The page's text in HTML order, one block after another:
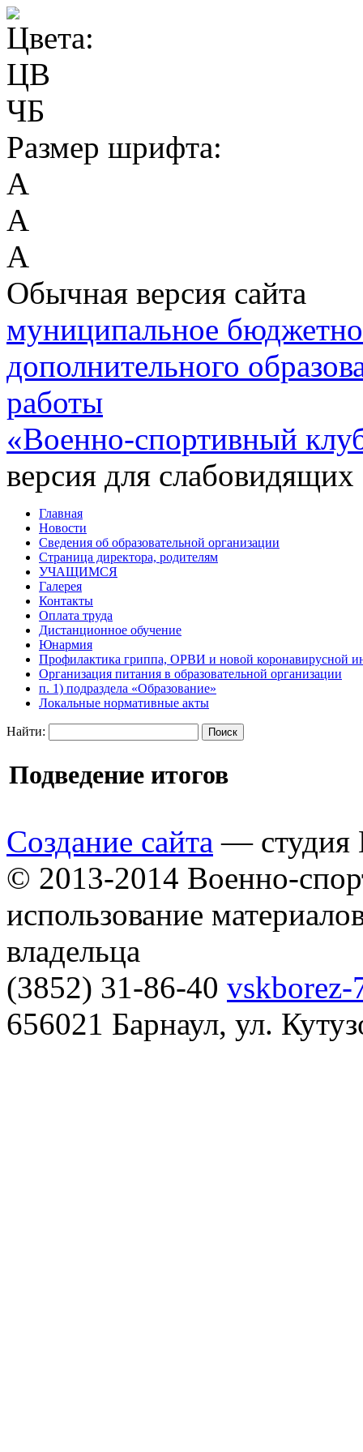
Цвета:
ЦВ
ЧБ
Размер шрифта:
А
А
А
Обычная версия сайта
муниципальное
дополнительного
работы
«Военно-спортивный
версия для слабовидящих
Главная
Новости
Сведения об образовательной организации
Страница директора, родителям
УЧАЩИМСЯ
Галерея
Контакты
Оплата труда
Дистанционное обучение
Юнармия
Профилактика гриппа, ОРВИ и новой коронавирусной
Организация питания в образовательной организации
п. 1) подраздела «Образование»
Локальные нормативные акты
Найти:
Подведение итогов
Создание сайта — студия
© 2013-2014 Военно-
использование
владельца
(3852) 31-86-40
656021 Барнаул, ул.